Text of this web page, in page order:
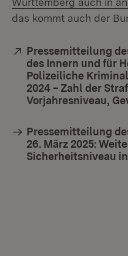
das kommt auch der
Extern:
Pressemitteilung
des Innern und für
Polizeiliche
2024 – Zahl der
Vorjahresniveau,
Pressemitteilung
26. März 2025:
Sicherheitsniveau